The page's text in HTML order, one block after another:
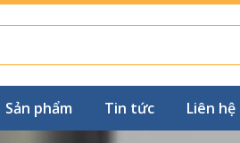
Sản phẩm Tin tức Liên hệ